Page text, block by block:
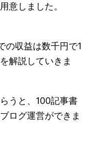
意しました。
の収益は数千円で1
解説していきま
うと、100記事書
ログ運営ができま